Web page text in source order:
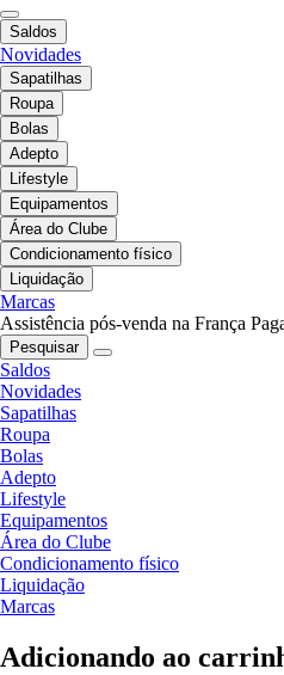
Saldos
Novidades
Sapatilhas
Roupa
Bolas
Adepto
Lifestyle
Equipamentos
Área do Clube
Condicionamento físico
Liquidação
Marcas
Assistência pós-venda na França
Pesquisar
Saldos
Novidades
Sapatilhas
Roupa
Bolas
Adepto
Lifestyle
Equipamentos
Área do Clube
Condicionamento físico
Liquidação
Marcas
Adicionando ao